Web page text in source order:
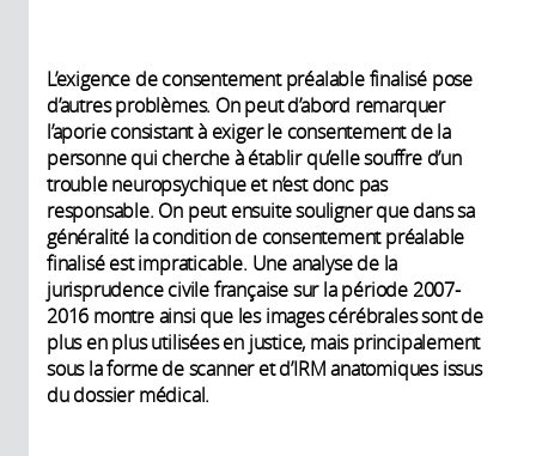
L’exigence de consentement préalable finalisé pose
d’autres problèmes. On peut d’abord remarquer
l’aporie consistant à exiger le consentement de la
personne qui cherche à établir qu’elle souffre d’un
trouble neuropsychique et n’est donc pas
responsable. On peut ensuite souligner que dans sa
généralité la condition de consentement préalable
finalisé est impraticable. Une analyse de la
jurisprudence civile française sur la période 2007-
2016 montre ainsi que les images cérébrales sont de
plus en plus utilisées en justice, mais principalement
sous la forme de scanner et d’IRM anatomiques issus
du dossier médical.